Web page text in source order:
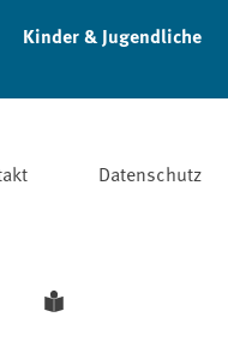
Kinder & Jugendliche
Datenschutz